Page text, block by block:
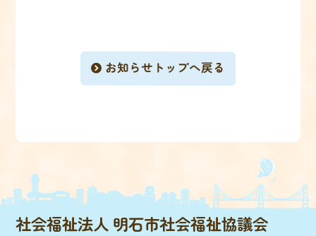
お知らせトップへ戻る
社会福祉法人 明石市社会福祉協議会